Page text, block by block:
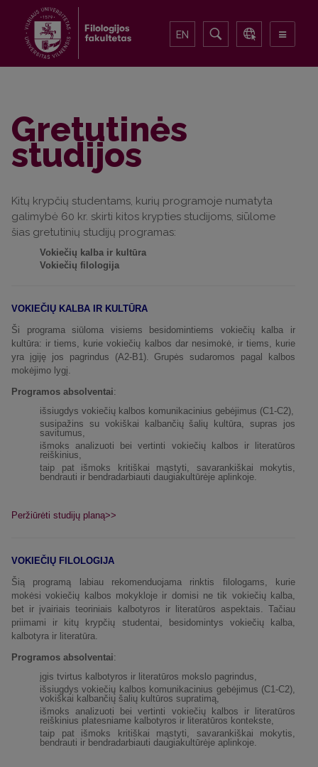
EN
Gretutinės
studijos
Kitų krypčių studentams, kurių programoje numatyta
galimybė 60 kr. skirti kitos krypties studijoms, siūlome
šias gretutinių studijų programas:
Vokiečių kalba ir kultūra
Vokiečių filologija
VOKIEČIŲ KALBA IR KULTŪRA
Ši programa siūloma visiems besidomintiems vokiečių kalba ir
kultūra: ir tiems, kurie vokiečių kalbos dar nesimokė, ir tiems, kurie
yra įgiję jos pagrindus (A2-B1). Grupės sudaromos pagal kalbos
mokėjimo lygį.
Programos absolventai:
išsiugdys vokiečių kalbos komunikacinius gebėjimus (C1-C2),
susipažins su vokiškai kalbančių šalių kultūra, supras jos
savitumus,
išmoks analizuoti bei vertinti vokiečių kalbos ir literatūros
reiškinius,
taip pat išmoks kritiškai mąstyti, savarankiškai mokytis,
bendrauti ir bendradarbiauti daugiakultūrėje aplinkoje.
Peržiūrėti studijų planą>>
VOKIEČIŲ FILOLOGIJA
Šią programą labiau rekomenduojama rinktis filologams, kurie
mokėsi vokiečių kalbos mokykloje ir domisi ne tik vokiečių kalba,
bet ir įvairiais teoriniais kalbotyros ir literatūros aspektais. Tačiau
priimami ir kitų krypčių studentai, besidomintys vokiečių kalba,
kalbotyra ir literatūra.
Programos absolventai:
įgis tvirtus kalbotyros ir literatūros mokslo pagrindus,
išsiugdys vokiečių kalbos komunikacinius gebėjimus (C1-C2),
vokiškai kalbančių šalių kultūros supratimą,
išmoks analizuoti bei vertinti vokiečių kalbos ir literatūros
reiškinius platesniame kalbotyros ir literatūros kontekste,
taip pat išmoks kritiškai mąstyti, savarankiškai mokytis,
bendrauti ir bendradarbiauti daugiakultūrėje aplinkoje.